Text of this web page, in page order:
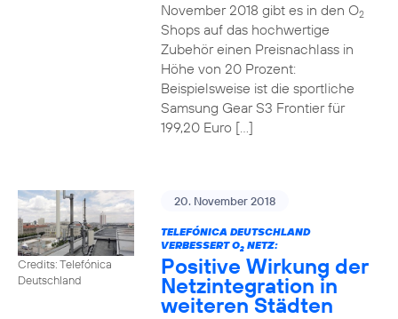
November 2018 gibt es in den O2
Shops auf das hochwertige
Zubehör einen Preisnachlass in
Höhe von 20 Prozent:
Beispielsweise ist die sportliche
Samsung Gear S3 Frontier für
199,20 Euro […]
Credits: Telefónica
Deutschland
20. November 2018
TELEFÓNICA DEUTSCHLAND
VERBESSERT O2NETZ:
Positive Wirkung der
Netzintegration in
weiteren Städten